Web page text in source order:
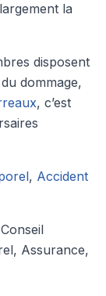
la
disposent
dommage,
, c’est
, Accident
Assurance,